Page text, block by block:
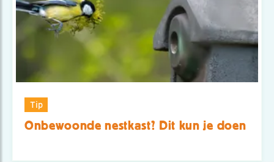
Tip
Onbewoonde nestkast? Dit kun je doen